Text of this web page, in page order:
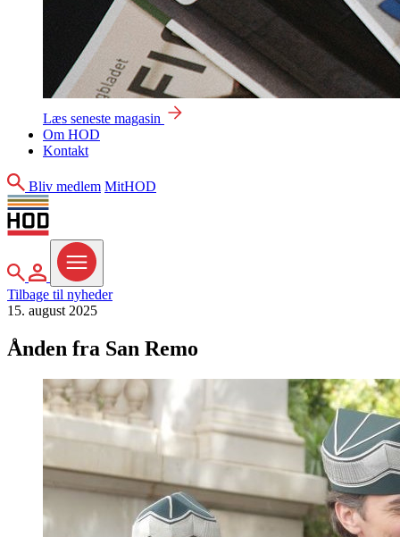
Læs seneste magasin
Om HOD
Kontakt
Søg
Bliv medlem MitHOD
MitHOD
Menu
Tilbage til nyheder
15. august 2025
Ånden fra San Remo